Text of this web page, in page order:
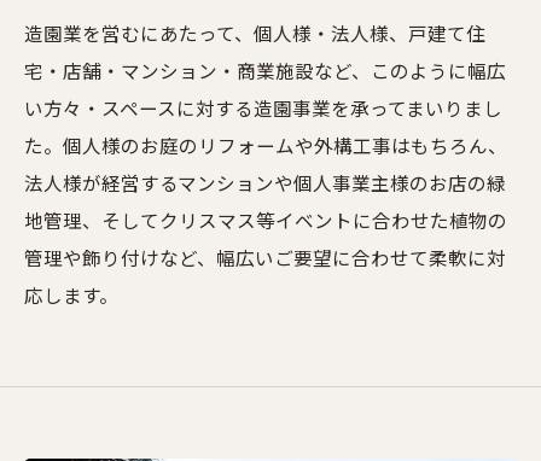
造園業を営むにあたって、個人様・法人様、戸建て住
宅・店舗・マンション・商業施設など、このように幅広
い方々・スペースに対する造園事業を承ってまいりまし
た。個人様のお庭のリフォームや外構工事はもちろん、
法人様が経営するマンションや個人事業主様のお店の緑
地管理、そしてクリスマス等イベントに合わせた植物の
管理や飾り付けなど、幅広いご要望に合わせて柔軟に対
応します。